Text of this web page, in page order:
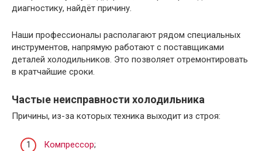
диагностику, найдёт причину.
Наши профессионалы располагают рядом специальных
инструментов, напрямую работают с поставщиками
деталей холодильников. Это позволяет отремонтировать
в кратчайшие сроки.
Частые неисправности холодильника
Причины, из-за которых техника выходит из строя:
Компрессор;